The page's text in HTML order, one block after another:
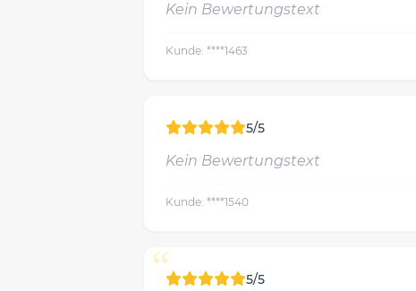
Kein Bewertungstext
Kunde: ****1463
5/5
Kein Bewertungstext
Kunde: ****1540
“ 5/5